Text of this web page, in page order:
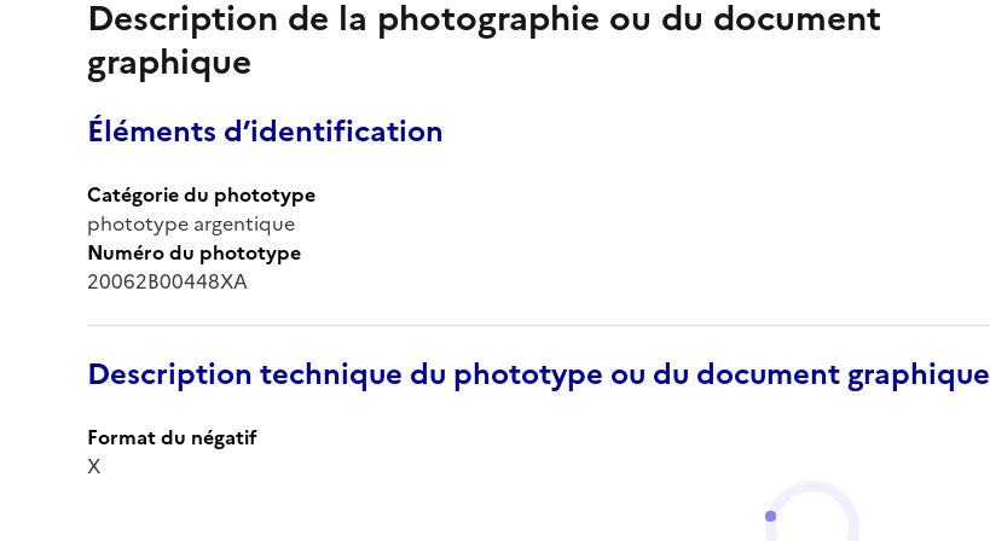
Description de la photographie ou du document
graphique
Éléments d’identification
Catégorie du phototype
phototype argentique
Numéro du phototype
20062B00448XA
Description technique du phototype ou du document graphique
Format du négatif
X